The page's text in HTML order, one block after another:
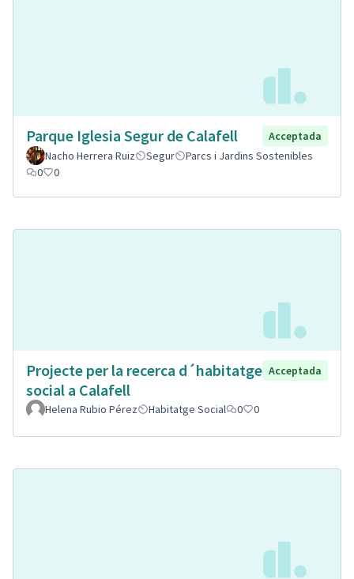
Parque Iglesia Segur de Calafell
Acceptada
Nacho Herrera Ruiz
Segur
Parcs i Jardins Sostenibles
0
0
Projecte per la recerca d´habitatge
social a Calafell
Acceptada
Helena Rubio Pérez Habitatge Social 0 0